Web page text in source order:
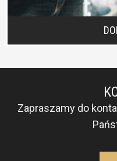
Zapraszamy do